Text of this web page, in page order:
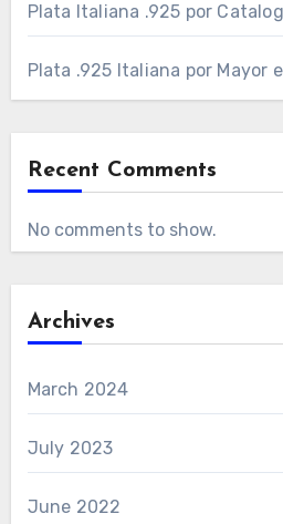
Plata Italiana .925 por
Plata .925 Italiana por Mayor
Recent Comments
No comments to show.
Archives
March 2024
July 2023
June 2022